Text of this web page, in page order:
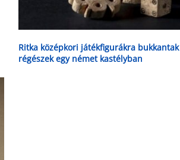
Ritka középkori játékfigurákra bukkantak
régészek egy német kastélyban